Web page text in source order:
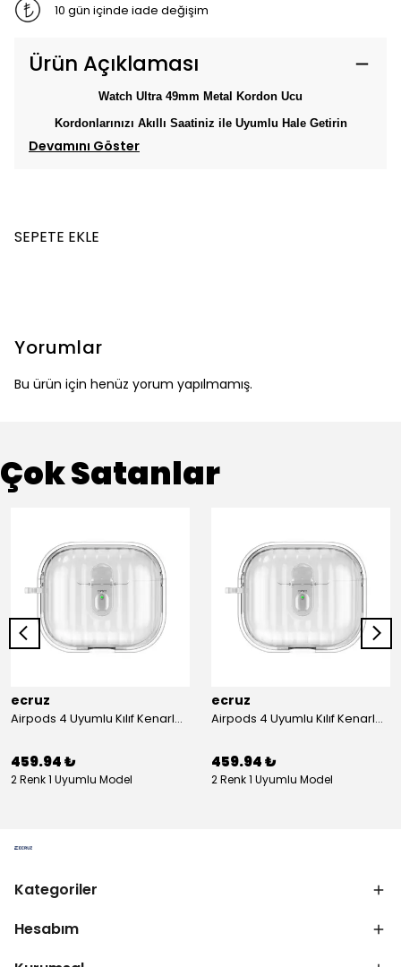
10 gün içinde iade değişim
Ürün Açıklaması
Watch Ultra 49mm Metal Kordon Ucu
Kordonlarınızı Akıllı Saatiniz ile Uyumlu Hale Getirin
Devamını Göster
SEPETE EKLE
Yorumlar
Bu ürün için henüz yorum yapılmamış.
Çok Satanlar
ecruz
Airpods 4 Uyumlu Kılıf Kenarları Renkli Şeffaf Dilimli Silikon Ecruz Airbag 40 Uyumlu Kılıf
459.94 ₺
2 Renk 1 Uyumlu Model
ecruz
Airpods 4 Uyumlu Kılıf Kenarları Renkli Şeffaf Dilimli Silikon Ecruz Airbag 40 Uyumlu Kılıf
459.94 ₺
2 Renk 1 Uyumlu Model
Kategoriler
Hesabım